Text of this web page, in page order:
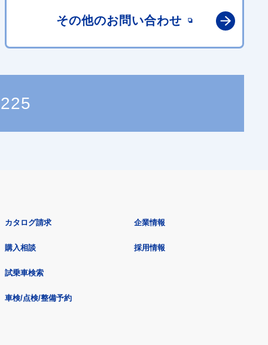
その他のお問い合わせ
カタログ請求
購入相談
試乗車検索
車検/点検/整備予約
企業情報
採用情報